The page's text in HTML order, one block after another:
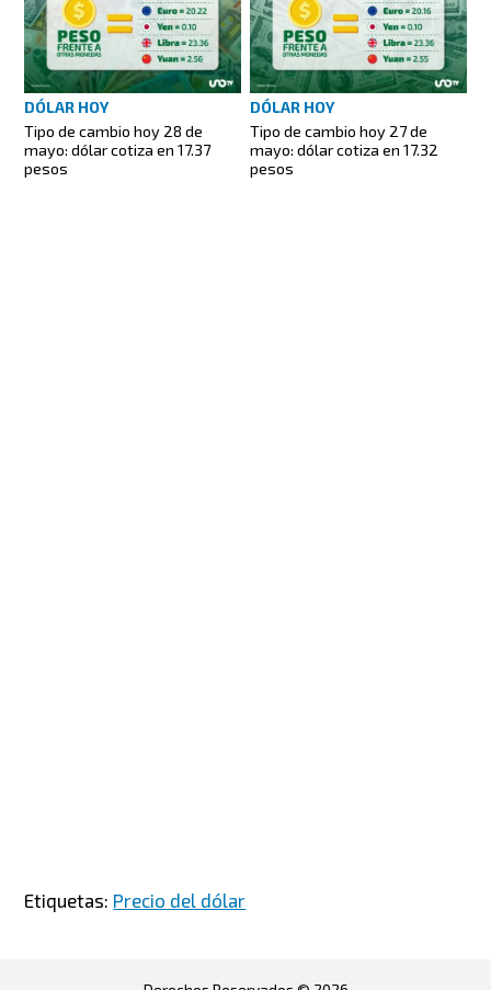
DÓLAR HOY
Tipo de cambio hoy 28 de
mayo: dólar cotiza en 17.37
pesos
DÓLAR HOY
Tipo de cambio hoy 27 de
mayo: dólar cotiza en 17.32
pesos
Etiquetas: Precio del dólar